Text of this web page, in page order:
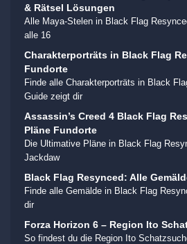
& Rätsel Lösungen
Alle Maya-Stelen in Black Flag
alle 16
Charakterporträts in Black Flag
Fundorte
Finde alle Charakterporträts in Black
Guide zeigt dir
Assassin’s Creed 4 Black Flag
Pläne Fundorte
Die Ultimative Pläne in Black Flag
Jackdaw
Black Flag Resynced: Alle
Finde alle Gemälde in Black Flag
dir
Forza Horizon 6 – Region Ito
So findest du die Region Ito